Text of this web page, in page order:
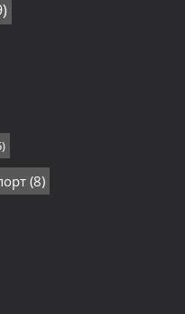
(8)